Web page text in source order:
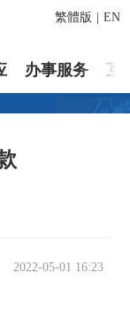
繁體版 EN
办事服务 互
2022-05-01 16:23